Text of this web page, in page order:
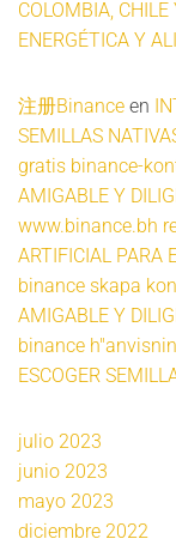
COLOMBIA,
ENERGÉTICA Y
注册Binance en
SEMILLAS
gratis binance-
AMIGABLE Y
www.binance.bh
ARTIFICIAL PARA
binance skapa
AMIGABLE Y
binance
ESCOGER
julio 2023
junio 2023
mayo 2023
diciembre 2022